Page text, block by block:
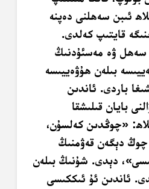
ئىبن سەھلنى دەپنە
قايتىپ كەلدى.
سەھل ۋە مەسئۇدنىڭ
بىلەن ھۇۋەييىسە
باردى. ئاندىن
بايان قىلىشقا
«چوڭدىن كەلسۇن،
دېگەن قەۋمنىڭ
دېدى. شۇنىڭ بىلەن
ئاندىن ئۇ ئىككىسى